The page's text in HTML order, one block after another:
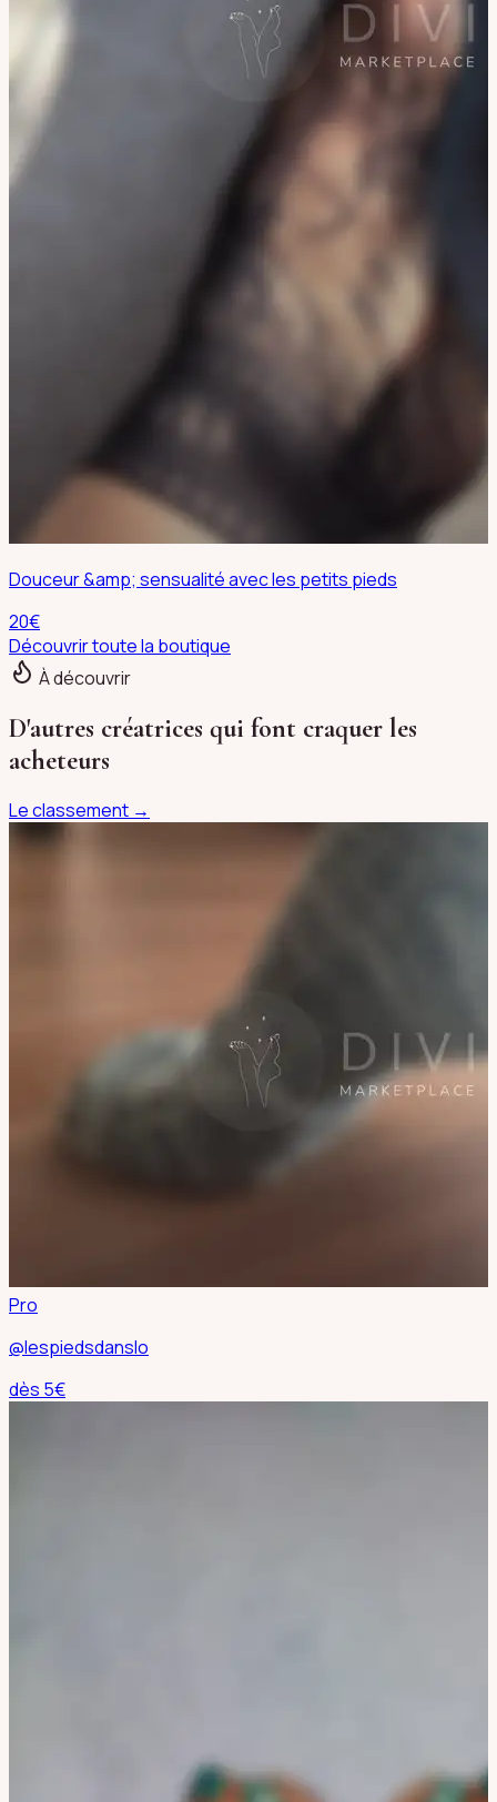
Douceur &amp; sensualité avec les petits pieds
20€
Découvrir toute la boutique
À découvrir
D'autres créatrices qui font craquer les
acheteurs
Le classement →
Pro
@lespiedsdanslo
dès 5€